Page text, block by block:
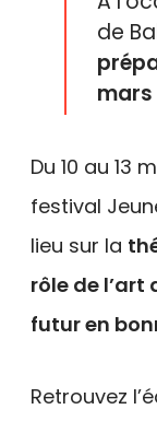
de
mars
Du 10 au 13
festival
lieu sur la
rôle de l’art
futur en
Retrouvez